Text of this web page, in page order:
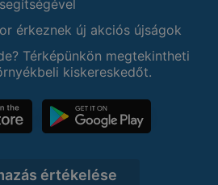
segítségével
érkeznek új akciós újságok
Térképünkön megtekintheti
kiskereskedőt.
értékelése